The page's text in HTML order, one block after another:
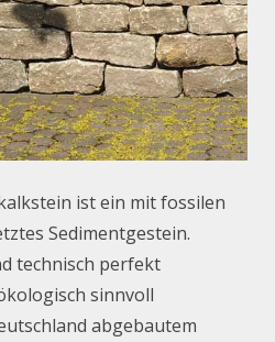
ist ein mit fossilen
Sedimentgestein.
technisch perfekt
sinnvoll
abgebautem